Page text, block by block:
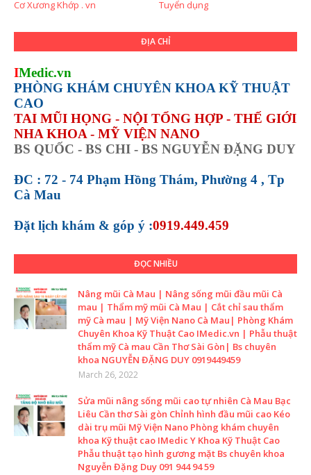
Cơ Xương Khớp . vn
Tuyển dụng
ĐỊA CHỈ
IMedic.vn
PHÒNG KHÁM CHUYÊN KHOA KỸ THUẬT
CAO
TAI MŨI HỌNG - NỘI TỔNG HỢP - THẾ GIỚI
NHA KHOA - MỸ VIỆN NANO
BS QUỐC - BS CHI - BS NGUYỄN ĐẶNG DUY
ĐC : 72 - 74 Phạm Hồng Thám, Phường 4 , Tp
Cà Mau
Đặt lịch khám & góp ý :0919.449.459
ĐỌC NHIỀU
Nâng mũi Cà Mau | Nâng sống mũi đầu mũi Cà
mau | Thẩm mỹ mũi Cà Mau | Cắt chỉ sau thẩm
mỹ Cà mau | Mỹ Viện Nano Cà Mau| Phòng Khám
Chuyên Khoa Kỹ Thuật Cao IMedic.vn | Phẫu thuật
thẩm mỹ Cà mau Cần Thơ Sài Gòn| Bs chuyên
khoa NGUYỄN ĐẶNG DUY 0919449459
March 26, 2022
Sửa mũi nâng sống mũi cao tự nhiên Cà Mau Bạc
Liêu Cần thơ Sài gòn Chỉnh hình đầu mũi cao Kéo
dài trụ mũi Mỹ Viện Nano Phòng khám chuyên
khoa Kỹ thuật cao IMedic Y Khoa Kỹ Thuật Cao
Phẫu thuật tạo hình gương mặt Bs chuyên khoa
Nguyễn Đặng Duy 091 944 94 59